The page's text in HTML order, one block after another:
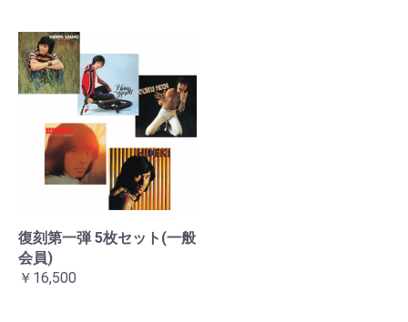
復刻第一弾 5枚セット(一般
会員)
￥16,500